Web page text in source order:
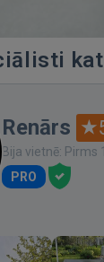
Renārs
Bija vietnē: Pirms
PRO